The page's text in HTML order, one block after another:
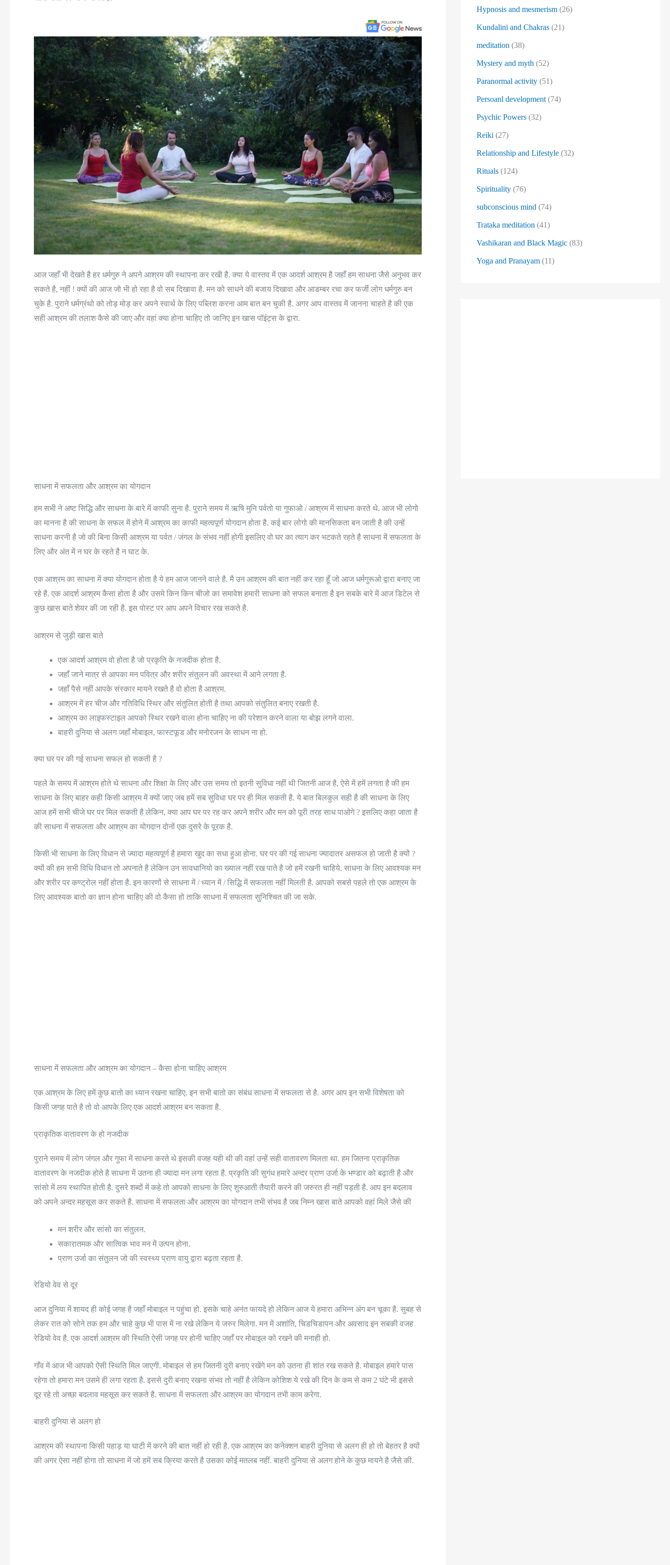
आज जहाँ भी देखते है हर धर्मगुरु ने अपने आश्रम की स्थापना कर रखी है. क्या ये वास्तव में एक आदर्श आश्रम है जहाँ हम साधना जैसे अनुभव कर
सकते है, नहीं ! क्यों की आज जो भी हो रहा है वो सब दिखावा है. मन को साधने की बजाय दिखावा और आडम्बर रचा कर फर्जी लोग धर्मगुरु बन
चुके है. पुराने धर्मग्रंथो को तोड़ मोड़ कर अपने स्वार्थ के लिए पब्लिश करना आम बात बन चुकी है. अगर आप वास्तव में जानना चाहते है की एक
सही आश्रम की तलाश कैसे की जाए और वहां क्या होना चाहिए तो जानिए इन खास पॉइंट्स के द्वारा.
साधना में सफलता और आश्रम का योगदान
हम सभी ने अष्ट सिद्धि और साधना के बारे में काफी सुना है. पुराने समय में ऋषि मुनि पर्वतो या गुफाओ / आश्रम में साधना करते थे. आज भी लोगो
का मानना है की साधना के सफल में होने में आश्रम का काफी महत्वपूर्ण योगदान होता है. कई बार लोगो की मानसिकता बन जाती है की उन्हें
साधना करनी है जो की बिना किसी आश्रम या पर्वत / जंगल के संभव नहीं होगी इसलिए वो घर का त्याग कर भटकते रहते है साधना में सफलता के
लिए और अंत में न घर के रहते है न घाट के.
एक आश्रम का साधना में क्या योगदान होता है ये हम आज जानने वाले है. मै उन आश्रम की बात नहीं कर रहा हूँ जो आज धर्मगुरूओ द्वारा बनाए जा
रहे है. एक आदर्श आश्रम कैसा होता है और उसमे किन किन चीजो का समावेश हमारी साधना को सफल बनाता है इन सबके बारे में आज डिटेल से
कुछ खास बाते शेयर की जा रही है. इस पोस्ट पर आप अपने विचार रख सकते है.
आश्रम से जुड़ी खास बाते
एक आदर्श आश्रम वो होता है जो प्रकृति के नजदीक होता है.
जहाँ जाने मात्र से आपका मन पवित्र और शरीर संतुलन की अवस्था में आने लगता है.
जहाँ पैसे नहीं आपके संस्कार मायने रखते है वो होता है आश्रम.
आश्रम में हर चीज और गतिविधि स्थिर और संतुलित होती है तथा आपको संतुलित बनाए रखती है.
आश्रम का लाइफस्टाइल आपको स्थिर रखने वाला होना चाहिए ना की परेशान करने वाला या बोझ लगने वाला.
बाहरी दुनिया से अलग जहाँ मोबाइल, फास्टफूड और मनोरजन के साधन ना हो.
क्या घर पर की गई साधना सफल हो सकती है ?
पहले के समय में आश्रम होते थे साधना और शिक्षा के लिए और उस समय तो इतनी सुविधा नहीं थी जितनी आज है, ऐसे में हमें लगता है की हम
साधना के लिए बाहर कही किसी आश्रम में क्यों जाए जब हमें सब सुविधा घर पर ही मिल सकती है. ये बात बिलकुल सही है की साधना के लिए
आज हमें सभी चीजे घर पर मिल सकती है लेकिन, क्या आप घर पर रह कर अपने शरीर और मन को पूरी तरह साध पाओगे ? इसलिए कहा जाता है
की साधना में सफलता और आश्रम का योगदान दोनों एक दुसरे के पूरक है.
किसी भी साधना के लिए विधान से ज्यादा महत्वपूर्ण है हमारा खुद का सधा हुआ होना. घर पर की गई साधना ज्यादातर असफल हो जाती है क्यों ?
क्यों की हम सभी विधि विधान तो अपनाते है लेकिन उन सावधानियो का ख्याल नहीं रख पाते है जो हमें रखनी चाहिये. साधना के लिए आवश्यक मन
और शरीर पर कण्ट्रोल नहीं होता है. इन कारणों से साधना में / ध्यान में / सिद्धि में सफलता नहीं मिलती है. आपको सबसे पहले तो एक आश्रम के
लिए आवश्यक बातो का ज्ञान होना चाहिए की वो कैसा हो ताकि साधना में सफलता सुनिश्चित की जा सके.
साधना में सफलता और आश्रम का योगदान – कैसा होना चाहिए आश्रम
एक आश्रम के लिए हमें कुछ बातो का ध्यान रखना चाहिए. इन सभी बातो का संबंध साधना में सफलता से है. अगर आप इन सभी विशेषता को
किसी जगह पाते है तो वो आपके लिए एक आदर्श आश्रम बन सकता है.
प्राकृतिक वातावरण के हो नजदीक
पुराने समय में लोग जंगल और गुफा में साधना करते थे इसकी वजह यही थी की वहां उन्हें सही वातावरण मिलता था. हम जितना प्राकृतिक
वातावरण के नजदीक होते है साधना में उतना ही ज्यादा मन लगा रहता है. प्रकृति की सुगंध हमारे अन्दर प्राण उर्जा के भण्डार को बढ़ाती है और
सांसो में लय स्थापित होती है. दुसरे शब्दों में कहे तो आपको साधना के लिए शुरुआती तैयारी करने की जरुरत ही नहीं पड़ती है. आप इन बदलाव
को अपने अन्दर महसूस कर सकते है. साधना में सफलता और आश्रम का योगदान तभी संभव है जब निम्न खास बाते आपको वहां मिले जैसे की
मन शरीर और सांसो का संतुलन.
सकारातमक और सात्विक भाव मन में उत्पन होना.
प्राण उर्जा का संतुलन जो की स्वस्थ्य प्राण वायु द्वारा बढ़ता रहता है.
रेडियो वेव से दूर
आज दुनिया में शायद ही कोई जगह है जहाँ मोबाइल न पहुंचा हो. इसके चाहे अनंत फायदे हो लेकिन आज ये हमारा अभिन्न अंग बन चूका है. सुबह से
लेकर रात को सोने तक हम और चाहे कुछ भी पास में ना रखे लेकिन ये जरुर मिलेगा. मन में अशांति, चिडचिडापन और अवसाद इन सबकी वजह
रेडियो वेव है. एक आदर्श आश्रम की स्थिति ऐसी जगह पर होनी चाहिए जहाँ पर मोबाइल को रखने की मनाही हो.
गाँव में आज भी आपको ऐसी स्थिति मिल जाएगी. मोबाइल से हम जितनी दुरी बनाए रखेंगे मन को उतना ही शांत रख सकते है. मोबाइल हमारे पास
रहेगा तो हमारा मन उसमे ही लगा रहता है. इससे दुरी बनाए रखना संभव तो नहीं है लेकिन कोशिश ये रखे की दिन के कम से कम 2 घंटे भी इससे
दूर रहे तो अच्छा बदलाव महसूस कर सकते है. साधना में सफलता और आश्रम का योगदान तभी काम करेगा.
बाहरी दुनिया से अलग हो
आश्रम की स्थापना किसी पहाड़ या घाटी में करने की बात नहीं हो रही है. एक आश्रम का कनेक्शन बाहरी दुनिया से अलग ही हो तो बेहतर है क्यों
की अगर ऐसा नहीं होगा तो साधना में जो हमें सब क्रिया करते है उसका कोई मतलब नहीं. बाहरी दुनिया से अलग होने के कुछ मायने है जैसे की.
Hypnosis and mesmerism(26)
Kundalini and Chakras(21)
meditation (38)
Mystery and myth (52)
Paranormal activity(51)
Persoanl development(74)
Psychic Powers(32)
Reiki (27)
Relationship and Lifestyle(32)
Rituals(124)
Spirituality(76)
subconscious mind (74)
Trataka meditation (41)
Vashikaran and Black Magic(83)
Yoga and Pranayam(11)